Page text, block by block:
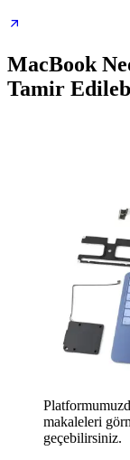
MacBook
Tamir
makaleleri
geçebilirsiniz.